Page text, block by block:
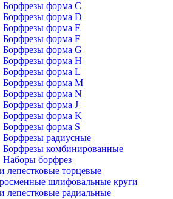
Борфрезы форма C
Борфрезы форма D
Борфрезы форма E
Борфрезы форма F
Борфрезы форма G
Борфрезы форма H
Борфрезы форма L
Борфрезы форма M
Борфрезы форма N
Борфрезы форма J
Борфрезы форма K
Борфрезы форма S
Борфрезы радиусные
Борфрезы комбинированные
Наборы борфрез
лепестковые торцевые
шлифовальные круги
лепестковые радиальные